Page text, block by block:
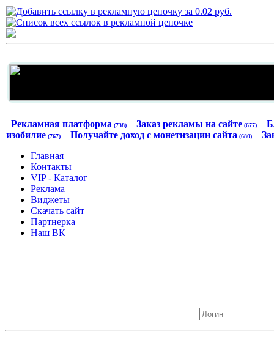
Рекламная платформа (738) Заказ рекламы на сайте (677)
изобилие (767) Получайте доход с монетизации сайта (680)
Главная
Контакты
VIP - Каталог
Реклама
Виджеты
Скачать сайт
Партнерка
Наш ВК